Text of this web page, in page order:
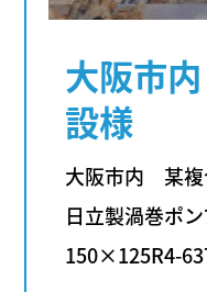
大阪市
設様
大阪市内 某複
日立製渦巻ポ
150×125R4-